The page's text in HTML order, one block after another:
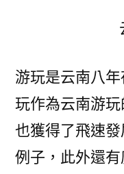
云
游玩是云南八
玩作為云南游
也獲得了飛速
例子，此外還